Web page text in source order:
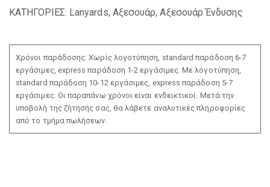
ΚΑΤΗΓΟΡΙΕΣ: Lanyards, Αξεσουάρ,Αξεσουάρ Ένδυσης
Χρόνοι παράδοσης: Χωρίς λογοτύπηση, standard παράδοση 6-7
εργάσιμες, express παράδοση 1-2 εργάσιμες. Με λογοτύπηση,
standard παράδοση 10-12 εργάσιμες, express παράδοση 5-7
εργάσιμες. Οι παραπάνω χρόνοι είναι ενδεικτικοί. Μετά την
υποβολή της ζήτησής σας, θα λάβετε αναλυτικές πληροφορίες
από το τμήμα πωλήσεων.